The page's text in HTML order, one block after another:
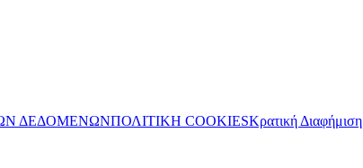
ΔΕΔΟΜΕΝΩΝΠΟΛΙΤΙΚΗ COOKIESΚρατική Διαφήμιση